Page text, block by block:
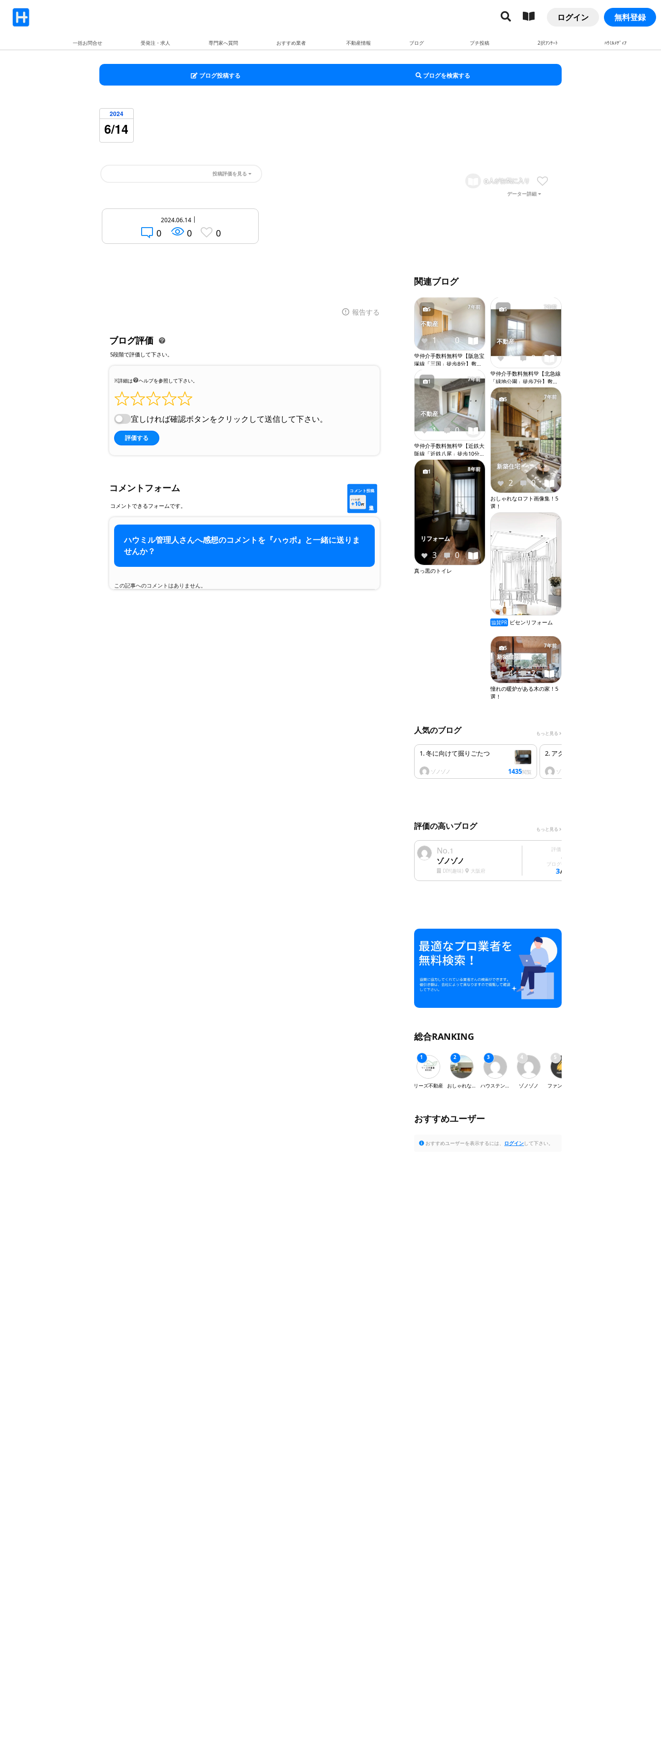
ログイン 無料登録
一括お問合せ 受発注・求人 専門家へ質問 おすすめ業者 不動産情報 ブログ プチ投稿 2択ｱﾝｹｰﾄ ﾊｳﾐﾙﾒﾃﾞｨｱ
ブログ投稿する ブログを検索する
2024
6/14
0人がお気に入り
投稿評価を見る
データー詳細
2024.06.14
0 0 0
報告する
ブログ評価
5段階で評価して下さい。
※詳細は ヘルプを参照して下さい。
宜しければ確認ボタンをクリックして送信して下さい。
評価する
コメントフォーム
コメントできるフォームです。
コメント投稿
ハゥポ
+10PT
ハウミル管理人さんへ感想のコメントを『ハゥポ』と一緒に送りま
せんか？
この記事へのコメントはありません。
関連ブログ
5 7年前
1 0
💚仲介手数料無料💚【阪急宝
塚線「三国」徒歩8分】敷金
礼金０●１Ｋ●ペット相談●ネ
ット無料●バストイレ別●ウ
ォシュレット●独立洗面台●
室内洗濯機置き場●オートロ
ック●エレベーター『X107』
不動産
1 7年前
1 0
💚仲介手数料無料💚【近鉄大
阪線「近鉄八尾」徒歩10分】
敷金０●１Ｋ●２人入居相談●
バストイレ別●室内洗濯機置
き場●エレベーター『X061』
不動産
1 8年前
3 0
真っ黒のトイレ
リフォーム
5 7年前
0 0
💚仲介手数料無料💚【北急線
「緑地公園」徒歩7分】敷金
礼金０●１Ｋ●ネット無料●バ
ストイレ別●ウォシュレット
●独立洗面台●室内洗濯機置
き場●オートロック●エレベ
ーター『X100』
不動産
5 7年前
2 0
おしゃれなロフト画像集！5
選！
新築住宅
協賛PR ビセンリフォーム
5 7年前
4 2
憧れの暖炉がある木の家！5
選！
新築住宅
人気のブログ もっと見る
1. 冬に向けて掘りごたつ
ゾノゾノ 1435閲覧
2. アクセントクロスにしてみた
ゾノゾノ
評価の高いブログ もっと見る
No.1
ゾノゾノ
DIY(趣味) 大阪府
評価点数
5
ブログ件数
3/3件
総合RANKING
リーズ不動産 おしゃれな家が好き ハウステンボス ゾノゾノ
おすすめユーザー
おすすめユーザーを表示するには、 ログインして下さい。